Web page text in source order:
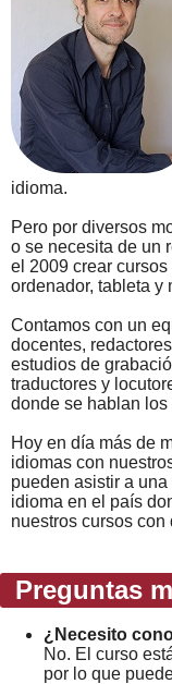
idioma.
Pero por diversos
o se necesita de un
el 2009 crear
ordenador, tableta y
Contamos con un
docentes,
estudios de
traductores y
donde se hablan
Hoy en día más de
idiomas con
pueden asistir a
idioma en el país
nuestros cursos con
Preguntas
¿Necesito
No. El curso
por lo que